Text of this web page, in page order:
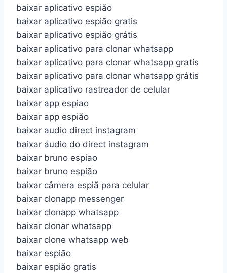
baixar aplicativo espião
baixar aplicativo espião gratis
baixar aplicativo espião grátis
baixar aplicativo para clonar whatsapp
baixar aplicativo para clonar whatsapp gratis
baixar aplicativo para clonar whatsapp grátis
baixar aplicativo rastreador de celular
baixar app espiao
baixar app espião
baixar audio direct instagram
baixar áudio do direct instagram
baixar bruno espiao
baixar bruno espião
baixar câmera espiã para celular
baixar clonapp messenger
baixar clonapp whatsapp
baixar clonar whatsapp
baixar clone whatsapp web
baixar espião
baixar espião gratis